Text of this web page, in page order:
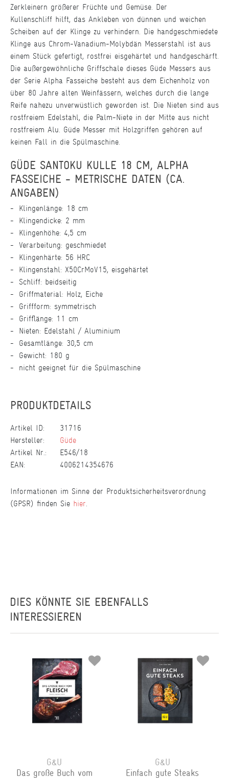
Zerkleinern größerer Früchte und Gemüse. Der
Kullenschliff hilft, das Ankleben von dünnen und weichen
Scheiben auf der Klinge zu verhindern. Die handgeschmiedete
Klinge aus Chrom-Vanadium-Molybdän Messerstahl ist aus
einem Stück gefertigt, rostfrei eisgehärtet und handgeschärft.
Die außergewöhnliche Griffschale dieses Güde Messers aus
der Serie Alpha Fasseiche besteht aus dem Eichenholz von
über 80 Jahre alten Weinfässern, welches durch die lange
Reife nahezu unverwüstlich geworden ist. Die Nieten sind aus
rostfreiem Edelstahl, die Palm-Niete in der Mitte aus nicht
rostfreiem Alu. Güde Messer mit Holzgriffen gehören auf
keinen Fall in die Spülmaschine.
GÜDE SANTOKU KULLE 18 CM, ALPHA
FASSEICHE - METRISCHE DATEN (CA.
ANGABEN)
Klingenlänge: 18 cm
Klingendicke: 2 mm
Klingenhöhe: 4,5 cm
Verarbeitung: geschmiedet
Klingenhärte: 56 HRC
Klingenstahl: X50CrMoV15, eisgehärtet
Schliff: beidseitig
Griffmaterial: Holz, Eiche
Griffform: symmetrisch
Grifflänge: 11 cm
Nieten: Edelstahl / Aluminium
Gesamtlänge: 30,5 cm
Gewicht: 180 g
nicht geeignet für die Spülmaschine
PRODUKTDETAILS
Artikel ID:
31716
Hersteller:
Güde
Artikel Nr.:
E546/18
EAN:
4006214354676
Informationen im Sinne der Produktsicherheitsverordnung
(GPSR) finden Sie hier
DIES KÖNNTE SIE EBENFALLS
INTERESSIEREN
G&U
Das große Buch vom
G&U
Einfach gute Steaks